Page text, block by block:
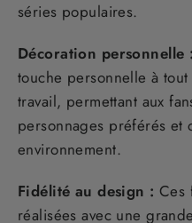
séries populaires.
Décoration personnelle :
touche personnelle à
travail, permettant aux
personnages préférés et
environnement.
Fidélité au design : Ces
réalisées avec une